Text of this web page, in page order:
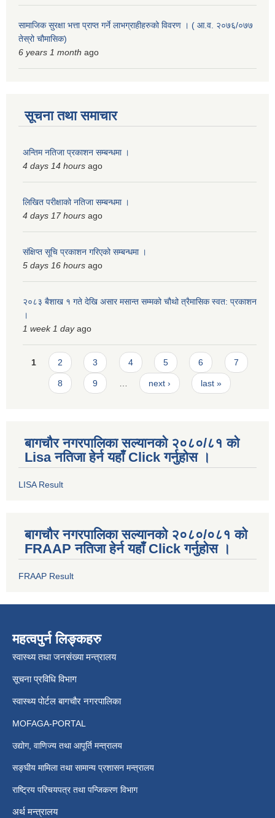
सामाजिक सुरक्षा भत्ता प्राप्त गर्ने लाभग्राहीहरुको विवरण । ( आ.व. २०७६/०७७
तेस्रो चौमासिक)
6 years 1 month ago
सूचना तथा समाचार
अन्तिम नतिजा प्रकाशन सम्बन्धमा ।
4 days 14 hours ago
लिखित परीक्षाको नतिजा सम्बन्धमा ।
4 days 17 hours ago
संक्षिप्त सूचि प्रकाशन गरिएको सम्बन्धमा ।
5 days 16 hours ago
२०८३ बैशाख १ गते देखि असार मसान्त सम्मको चौथो त्रैमासिक स्वत: प्रकाशन
।
1 week 1 dayago
Pages
1 2 3 4 5 6 7
8 9 next › last »
बागचौर नगरपालिका सल्यानको २०८०/८१ को
Lisa नतिजा हेर्न यहाँ Click गर्नुहोस ।
LISA Result
बागचौर नगरपालिका सल्यानको २०८०/०८१ को
FRAAP नतिजा हेर्न यहाँ Click गर्नुहोस ।
FRAAP Result
महत्वपुर्न लिङ्कहरु
स्वास्थ्य तथा जनसंख्या मन्त्रालय
सूचना प्रविधि विभाग
स्वास्थ्य पोर्टल बागचौर नगरपालिका
MOFAGA-PORTAL
उद्योग, वाणिज्य तथा आपूर्ति मन्त्रालय
सङ्घीय मामिला तथा सामान्य प्रशासन मन्त्रालय
राष्ट्रिय परिचयपत्र तथा पन्जिकरण विभाग
अर्थ मन्त्रालय